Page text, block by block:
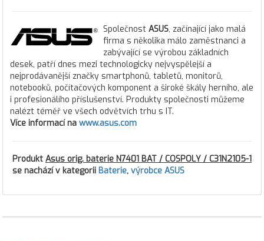
Společnost ASUS, začínající jako malá
firma s několika málo zaměstnanci a
zabývající se výrobou základních
desek, patří dnes mezi technologicky nejvyspělejší a
nejprodávanější značky smartphonů, tabletů, monitorů,
notebooků, počítačových komponent a široké škály herního, ale
i profesionálího příslušenství. Produkty společnosti můžeme
nalézt téměř ve všech odvětvích trhu s IT.
Více informací na www.asus.com
Produkt Asus orig. baterie N7401 BAT / COSPOLY / C31N2105-1
se nachází v kategorii Baterie, výrobce ASUS